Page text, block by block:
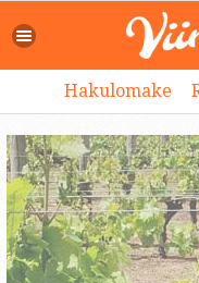
Hakulomake